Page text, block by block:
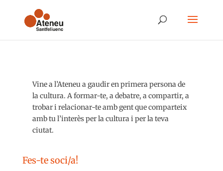
Vine a l’Ateneu a gaudir en primera persona de
la cultura. A formar-te, a debatre, a compartir, a
trobar i relacionar-te amb gent que comparteix
amb tu l’interès per la cultura i per la teva
ciutat.
Fes-te soci/a!